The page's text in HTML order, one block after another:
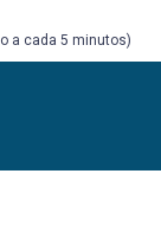
a cada 5 minutos)